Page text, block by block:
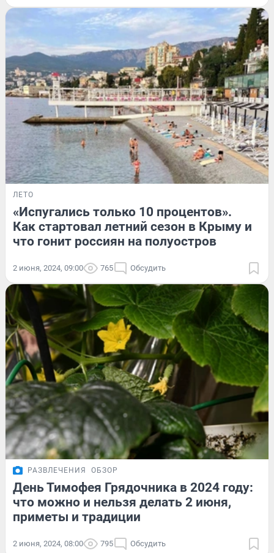
ЛЕТО
«Испугались только 10 процентов».
Как стартовал летний сезон в Крыму и
что гонит россиян на полуостров
2 июня, 2024, 09:00 765 Обсудить
РАЗВЛЕЧЕНИЯ ОБЗОР
День Тимофея Грядочника в 2024 году:
что можно и нельзя делать 2 июня,
приметы и традиции
2 июня, 2024, 08:00 795 Обсудить